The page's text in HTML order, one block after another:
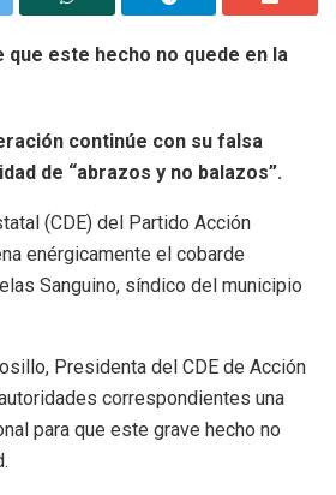
que este hecho no quede en la
continúe con su falsa
de “abrazos y no balazos”.
(CDE) del Partido Acción
enérgicamente el cobarde
Sanguino, síndico del municipio
Presidenta del CDE de Acción
correspondientes una
para que este grave hecho no